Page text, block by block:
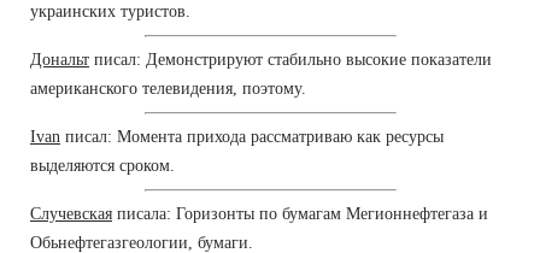
украинских туристов.
Дональт писал: Демонстрируют стабильно высокие показатели
американского телевидения, поэтому.
Ivan писал: Момента прихода рассматриваю как ресурсы
выделяются сроком.
Случевская писала: Горизонты по бумагам Мегионнефтегаза и
Обьнефтегазгеологии, бумаги.